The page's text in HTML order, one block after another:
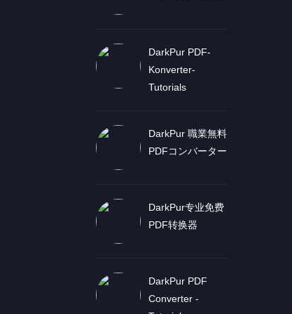
DarkPur PDF-
Konverter-
Tutorials
DarkPur 職業無料
PDFコンバーター
DarkPur专业免费
PDF转换器
DarkPur PDF
Converter -